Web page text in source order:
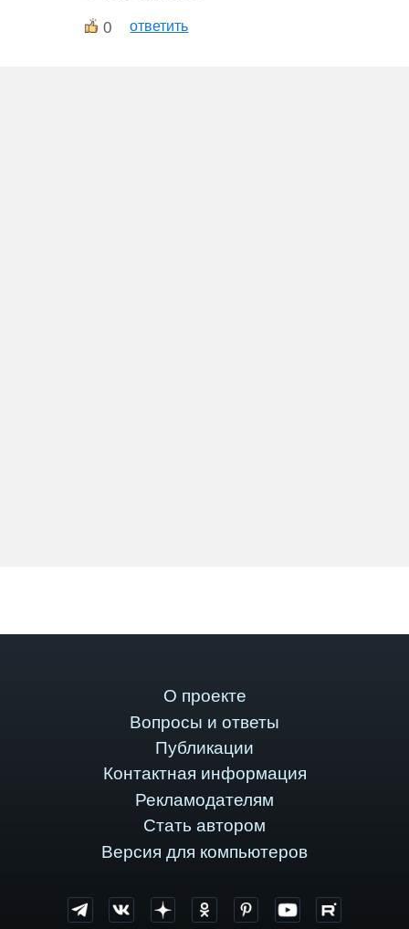
0 ответить
О проекте
Вопросы и ответы
Публикации
Контактная информация
Рекламодателям
Стать автором
Версия для компьютеров